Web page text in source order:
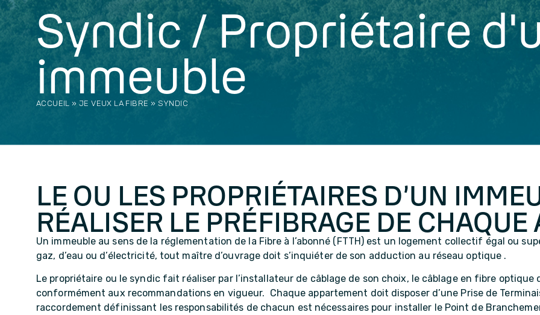
Syndic / Propriétaire
immeuble
ACCUEIL »JE VEUX LA FIBRE » SYNDIC
LE OU LES PROPRIÉTAIRES D’UN
RÉALISER LE PRÉFIBRAGE DE
Un immeuble au sens de la réglementation de la Fibre à l’abonné (FTTH) est un logement collectif égal ou
gaz, d’eau ou d’électricité, tout maître d’ouvrage doit s’inquiéter de son adduction au réseau optique .
Le propriétaire ou le syndic fait réaliser par l’installateur de câblage de son choix, le câblage en fibre
conformément aux recommandations en vigueur. Chaque appartement doit disposer d’une Prise de
raccordement définissant les responsabilités de chacun est nécessaires pour installer le Point de